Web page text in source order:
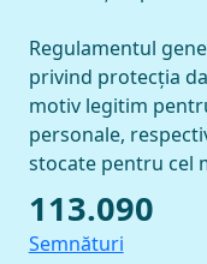
Regulamentul
privind protecția
motiv legitim
personale,
stocate pentru cel
113.090
Semnături